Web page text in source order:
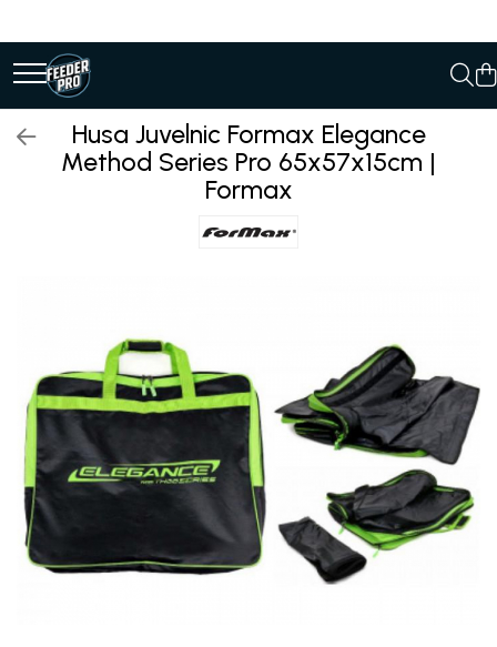
Husa Juvelnic Formax Elegance
Method Series Pro 65x57x15cm |
Formax